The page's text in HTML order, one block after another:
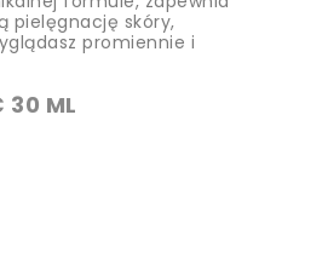
pielęgnację skóry,
promiennie i
30 ML